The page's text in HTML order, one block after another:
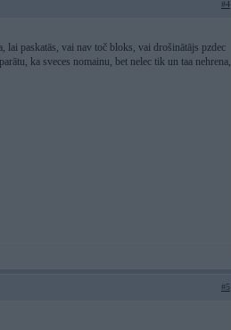
#4
lai paskatās, vai nav toč bloks, vai drošinātājs pzdec
ka sveces nomainu, bet nelec tik un taa nehrena,
#5